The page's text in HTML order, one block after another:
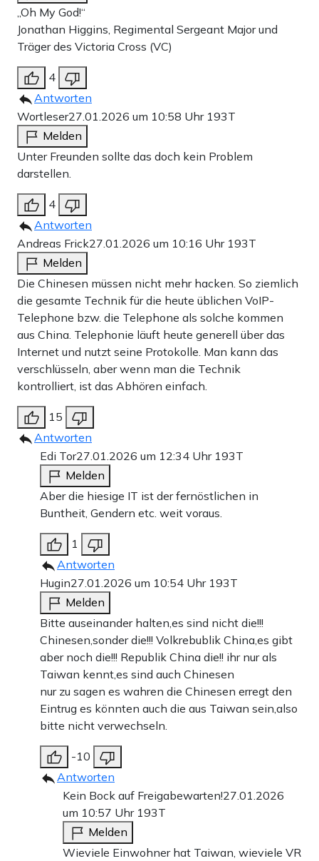
„Oh My God!“
Jonathan Higgins, Regimental Sergeant Major und
Träger des Victoria Cross (VC)
4
Antworten
Wortleser27.01.2026 um 10:58 Uhr 193T
Melden
Unter Freunden sollte das doch kein Problem
darstellen.
4
Antworten
Andreas Frick27.01.2026 um 10:16 Uhr 193T
Melden
Die Chinesen müssen nicht mehr hacken. So ziemlich
die gesamte Technik für die heute üblichen VoIP-
Telephone bzw. die Telephone als solche kommen
aus China. Telephonie läuft heute generell über das
Internet und nutzt seine Protokolle. Man kann das
verschlüsseln, aber wenn man die Technik
kontrolliert, ist das Abhören einfach.
15
Antworten
Edi Tor27.01.2026 um 12:34 Uhr 193T
Melden
Aber die hiesige IT ist der fernöstlichen in
Buntheit, Gendern etc. weit voraus.
1
Antworten
Hugin27.01.2026 um 10:54 Uhr 193T
Melden
Bitte auseinander halten,es sind nicht die!!!
Chinesen,sonder die!!! Volkrebublik China,es gibt
aber noch die!!! Republik China die!! ihr nur als
Taiwan kennt,es sind auch Chinesen
nur zu sagen es wahren die Chinesen erregt den
Eintrug es könnten auch die aus Taiwan sein,also
bitte nicht verwechseln.
-10
Antworten
Kein Bock auf Freigabewarten!27.01.2026
um 10:57 Uhr 193T
Melden
Wieviele Einwohner hat Taiwan, wieviele VR